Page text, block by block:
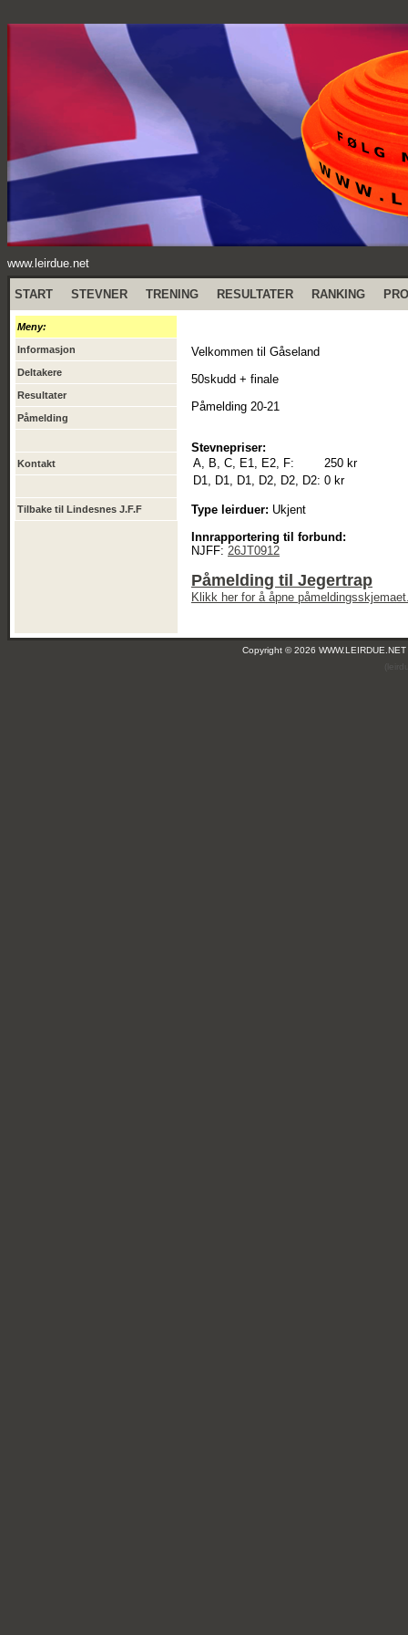
www.leirdue.net
START STEVNER TRENING RESULTATER RANKING
Meny:
Informasjon
Deltakere
Resultater
Påmelding
Kontakt
Tilbake til Lindesnes J.F.F
Velkommen til Gåseland
50skudd + finale
Påmelding 20-21
Stevnepriser:
A, B, C, E1, E2, F:
250 kr
D1, D1, D1, D2, D2, D2: 0 kr
Type leirduer: Ukjent
Innrapportering til forbund:
NJFF: 26JT0912
Påmelding til Jegertrap
Klikk her for å åpne
Copyright © 2026